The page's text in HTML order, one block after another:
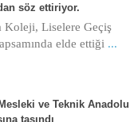
söz ettiriyor.
Koleji, Liselere Geçiş
elde ettiği ...
ve Teknik Anadolu
taşındı